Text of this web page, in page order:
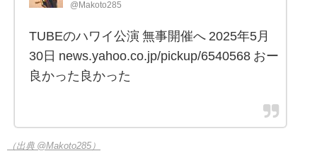
@Makoto285
TUBEのハワイ公演 無事開催へ 2025年5月
30日 news.yahoo.co.jp/pickup/6540568 おー
良かった良かった
（出典 @Makoto285）